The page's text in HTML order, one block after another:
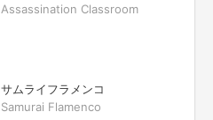
Assassination Classroom
サムライフラメンコ
Samurai Flamenco